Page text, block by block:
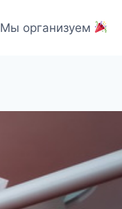
Мы организуем